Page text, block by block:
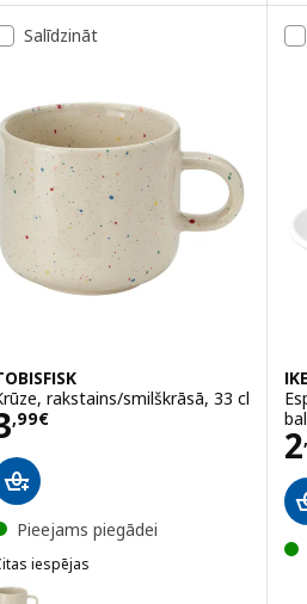
Salīdzināt
rakstains/smilškrāsā, 33 cl
,99€ 3,99€
Pieejams piegādei
iespējas
TOBISFISK, Krūze, rakstains/
2,